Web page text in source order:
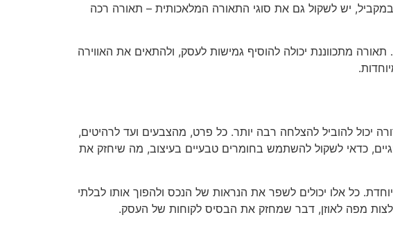
במקביל, יש לשקול גם את סוגי התאורה המלאכותית – תאורה רכה
מתכווננת יכולה להוסיף גמישות לעסק, ולהתאים את האווירה
יכול להוביל להצלחה רבה יותר. כל פרט, מהצבעים ועד לרהיטים,
כדאי לשקול להשתמש בחומרים טבעיים בעיצוב, מה שיחזק את
כל אלו יכולים לשפר את הנראות של הנכס ולהפוך אותו לבלתי
מפה לאוזן, דבר שמחזק את הבסיס לקוחות של העסק.